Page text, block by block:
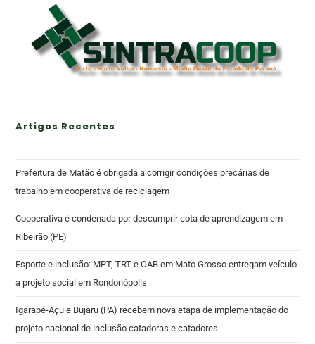
Artigos Recentes
Prefeitura de Matão é obrigada a corrigir condições precárias de
trabalho em cooperativa de reciclagem
Cooperativa é condenada por descumprir cota de aprendizagem em
Ribeirão (PE)
Esporte e inclusão: MPT, TRT e OAB em Mato Grosso entregam veículo
a projeto social em Rondonópolis
Igarapé-Açu e Bujaru (PA) recebem nova etapa de implementação do
projeto nacional de inclusão catadoras e catadores